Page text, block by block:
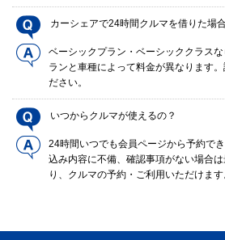
カーシェアで24時間クルマを借りた場
ベーシックプラン・ベーシッククラス
ランと車種によって料金が異なります。
ださい。
いつからクルマが使えるの？
24時間いつでも会員ページから予約で
込み内容に不備、確認事項がない場合
り、クルマの予約・ご利用いただけます